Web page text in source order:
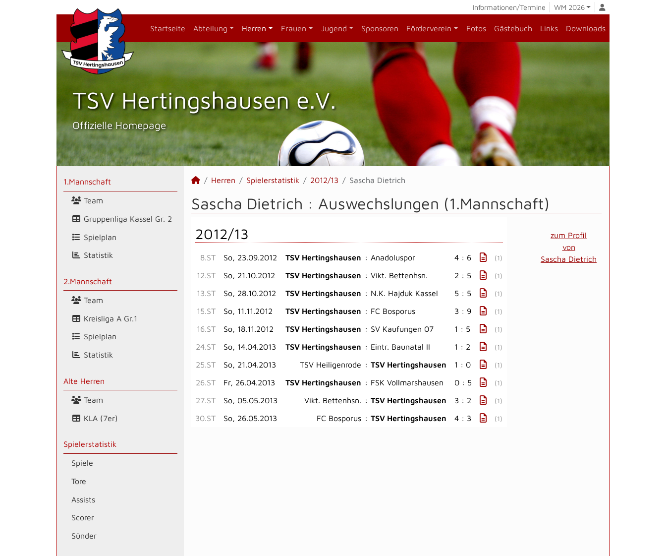
Informationen/Termine WM 2026
Startseite Abteilung Herren Frauen Jugend Sponsoren Förderverein Fotos Gästebuch Links Downloads
TSV Hertings­hausen e.V.
Offizielle Homepage
1.Mannschaft
Team
Gruppenliga Kassel Gr. 2
Spielplan
Statistik
2.Mannschaft
Team
Kreisliga A Gr.1
Spielplan
Statistik
Alte Herren
Team
KLA (7er)
Spielerstatistik
Spiele
Tore
Assists
Scorer
Sünder
Herren Spielerstatistik 2012/13 Sascha Dietrich
Sascha Dietrich : Auswechslungen (1.Mannschaft)
zum Profil
von
Sascha Dietrich
2012/13
8.ST So, 23.09.2012 TSV Hertingshausen : Anadoluspor 4 : 6 (1)
12.ST So, 21.10.2012 TSV Hertingshausen : Vikt. Bettenhsn. 2 : 5 (1)
13.ST So, 28.10.2012 TSV Hertingshausen : N.K. Hajduk Kassel 5 : 5 (1)
15.ST So, 11.11.2012 TSV Hertingshausen : FC Bosporus 3 : 9 (1)
16.ST So, 18.11.2012 TSV Hertingshausen : SV Kaufungen 07 1 : 5 (1)
24.ST So, 14.04.2013 TSV Hertingshausen : Eintr. Baunatal II 1 : 2 (1)
25.ST So, 21.04.2013 TSV Heiligenrode : TSV Hertingshausen 1 : 0 (1)
26.ST Fr, 26.04.2013 TSV Hertingshausen : FSK Vollmarshausen 0 : 5 (1)
27.ST So, 05.05.2013 Vikt. Bettenhsn. : TSV Hertingshausen 3 : 2 (1)
30.ST So, 26.05.2013 FC Bosporus : TSV Hertingshausen 4 : 3 (1)